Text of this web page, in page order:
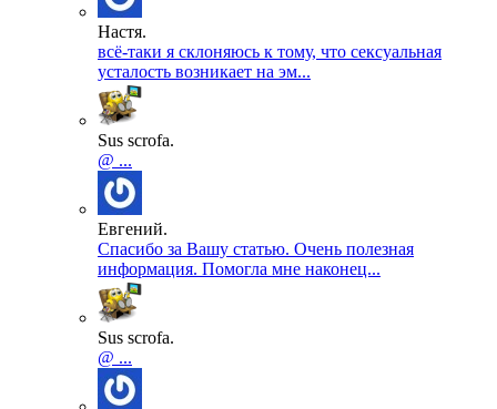
Настя.
всё-таки я склоняюсь к тому, что сексуальная
усталость возникает на эм...
Sus scrofa.
@ ...
Евгений.
Спасибо за Вашу статью. Очень полезная
информация. Помогла мне наконец...
Sus scrofa.
@ ...